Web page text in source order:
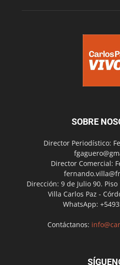
SOBRE
Director Periodístico:
Director Comercial:
Dirección: 9 de Julio 90. Piso
Villa Carlos Paz -
WhatsApp:
Contáctanos: